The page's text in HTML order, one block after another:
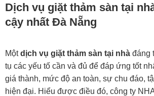
Dịch vụ giặt thảm sàn tại
cậy nhất Đà Nẵng
Mộtdịch vụ giặt thảm sàn tại nhà đáng
tụ các yếu tố cần và đủ để đáp ứng tốt
giá thành, mức độ an toàn, sự chu đáo,
hiện đại. Hiểu được điều đó, công ty